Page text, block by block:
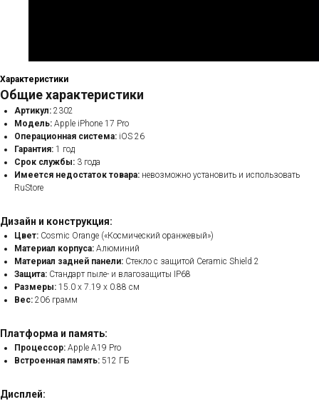
Характеристики
Общие характеристики
Артикул: 2302
Модель: Apple iPhone 17 Pro
Операционная система: iOS 26
Гарантия: 1 год
Срок службы: 3 года
Имеется недостаток товара: невозможно установить и использовать
RuStore
Дизайн и конструкция:
Цвет: Cosmic Orange («Космический оранжевый»)
Материал корпуса: Алюминий
Материал задней панели: Стекло с защитой Ceramic Shield 2
Защита: Стандарт пыле- и влагозащиты IP68
Размеры: 15.0 x 7.19 x 0.88 см
Вес: 206 грамм
Платформа и память:
Процессор: Apple A19 Pro
Встроенная память: 512 ГБ
Дисплей: